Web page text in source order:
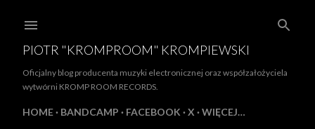
PIOTR "KROMPROOM" KROMPIEWSKI
Oficjalny blog producenta muzyki electronicznej oraz współzałożyciela
wytwórni KROMP ROOM RECORDS.
HOME BANDCAMP FACEBOOK X WIĘCEJ…